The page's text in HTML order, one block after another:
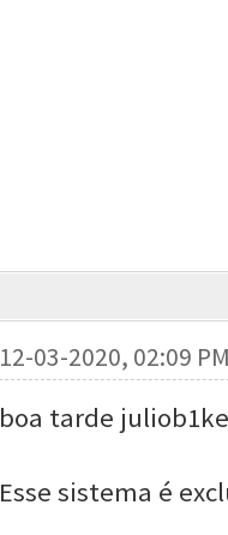
12-03-2020, 02:09
boa tarde
Esse sistema é